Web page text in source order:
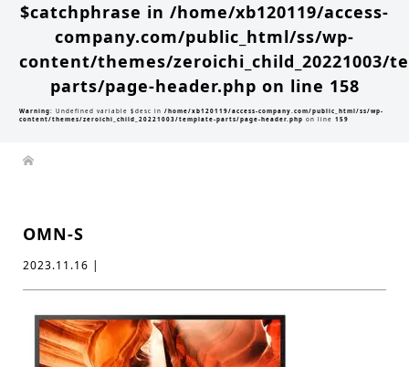
$catchphrase in /home/xb120119/access-
company.com/public_html/ss/wp-
content/themes/zeroichi_child_20221003/
parts/page-header.php on line 158
Warning: Undefined variable $desc in /home/xb120119/access-company.com/public_html/ss/wp-
content/themes/zeroichi_child_20221003/template-parts/page-header.php on line 159
OMN-S
2023.11.16 |